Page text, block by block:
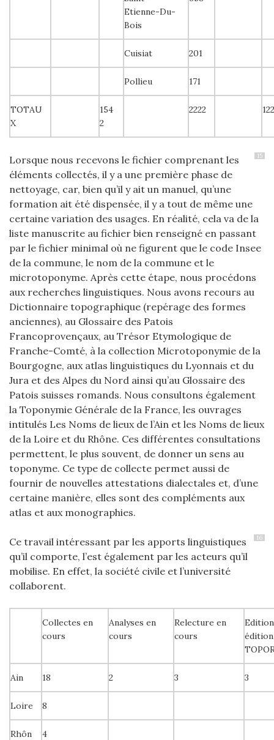
Etienne-Du-
Bois
Cuisiat 201
Pollieu 171
TOTAU
X
154
2
2222
15
Lorsque nous recevons le fichier comprenant les
éléments collectés, il y a une première phase de
nettoyage, car, bien qu’il y ait un manuel, qu’une
formation ait été dispensée, il y a tout de même une
certaine variation des usages. En réalité, cela va de la
liste manuscrite au fichier bien renseigné en passant
par le fichier minimal où ne figurent que le code Insee
de la commune, le nom de la commune et le
microtoponyme. Après cette étape, nous procédons
aux recherches linguistiques. Nous avons recours au
Dictionnaire topographique (repérage des formes
anciennes), au Glossaire des Patois
Francoprovençaux, au Trésor Etymologique de
Franche-Comté, à la collection Microtoponymie de la
Bourgogne, aux atlas linguistiques du Lyonnais et du
Jura et des Alpes du Nord ainsi qu’au Glossaire des
Patois suisses romands. Nous consultons également
la Toponymie Générale de la France, les ouvrages
intitulés Les Noms de lieux de l’Ain et les Noms de lieux
de la Loire et du Rhône. Ces différentes consultations
permettent, le plus souvent, de donner un sens au
toponyme. Ce type de collecte permet aussi de
fournir de nouvelles attestations dialectales et, d’une
certaine manière, elles sont des compléments aux
atlas et aux monographies.
16
Ce travail intéressant par les apports linguistiques
qu’il comporte, l’est également par les acteurs qu’il
mobilise. En effet, la société civile et l’université
collaborent.
Collectes en
cours
Analyses en
cours
Relecture en
cours
Ain 18 2 3 3
Loire 8
Rhôn 4